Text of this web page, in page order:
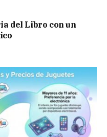
del Libro con un